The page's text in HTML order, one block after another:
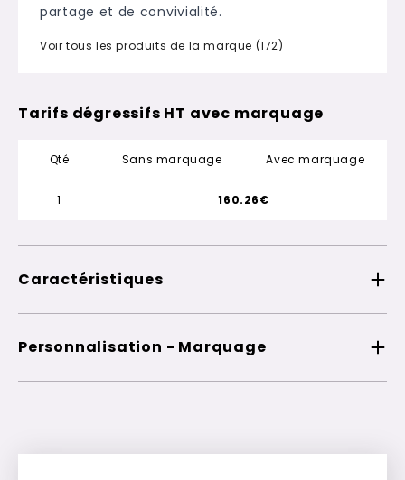
partage et de convivialité.
Voir tous les produits de la marque (172)
Tarifs dégressifs HT avec marquage
Qté Sans marquage Avec marquage
1 160.26€
Caractéristiques
Personnalisation - Marquage